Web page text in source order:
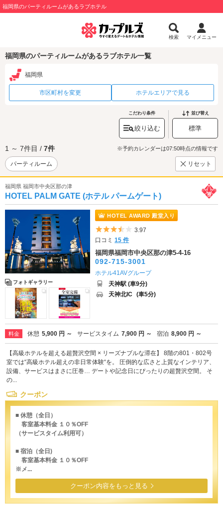
福岡県のパーティルームがあるラブホテル
検索 マイメニュー
福岡県のパーティルームがあるラブホテル一覧
福岡県
市区町村を変更 ホテルエリアで見る
こだわり条件
絞り込む
並び替え
標準
1 ～ 7件目 / 7件 ※予約カレンダーは07:50時点の情報です
パーティルーム リセット
福岡県 福岡市中央区那の津
HOTEL PALM GATE (ホテル パームゲート)
フォトギャラリー
HOTEL AWARD 殿堂入り
5つ星のうち3.5
3.97
口コミ15 件
福岡県福岡市中央区那の津5-4-16
092-715-3001
ホテル41AVグループ
天神駅 (車9分)
天神北IC (車5分)
料金 休憩 5,900 円 ～ サービスタイム 7,900 円 ～ 宿泊 8,900 円 ～
【高級ホテルを超える超贅沢空間 × リーズナブルな滞在】 8階の801・802号
室では“高級ホテル超えの非日常体験“を。 圧倒的な広さと上質なインテリア、
設備、サービスはまさに圧巻… デートや記念日にぴったりの超贅沢空間。 そ
の...
クーポン
■ 休憩（全日）
客室基本料金 １０％OFF
（サービスタイム利用可）
■ 宿泊（全日)
客室基本料金 １０％OFF
※メ...
クーポン内容をもっと見る